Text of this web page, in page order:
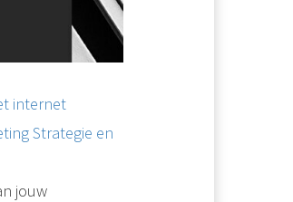
internet
Strategie en
jouw